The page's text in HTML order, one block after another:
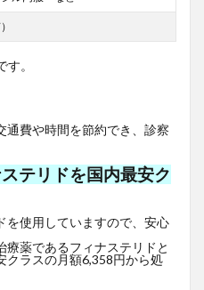
。
通費や時間を節約でき、診察
テリドを国内最安ク
を使用していますので、安心
薬であるフィナステリドと
クラスの月額6,358円から処